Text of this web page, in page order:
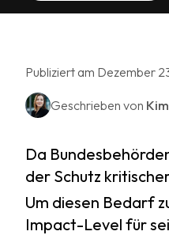
Publiziert am Dezember
Geschrieben von
Da
der Schutz
Um diesen Bedarf
Impact-Level für